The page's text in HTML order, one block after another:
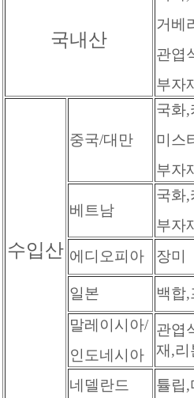
국내산
거베
관엽
부자
수입산
중국/대만
국화
미스
부자
베트남
국화
부자
에디오피아
장미
일본
백합
말레이시아/
인도네시아
관엽
재,리
네델란드 튤립